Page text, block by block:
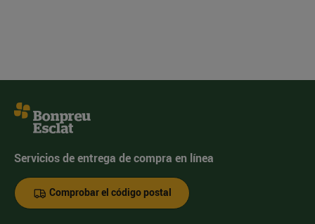
Servicios de entrega de compra en línea
Comprobar el código postal